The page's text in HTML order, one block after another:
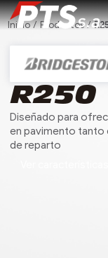
Nosotros
Productos
Localizar
Buscar
Inicio / Productos /
R250
Diseñado para
en pavimento tanto
de reparto